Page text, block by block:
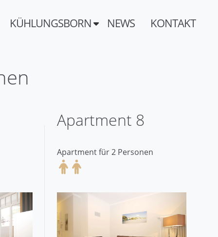
KÜHLUNGSBORN NEWS KONTAKT
Apartment 8
Apartment für 2 Personen